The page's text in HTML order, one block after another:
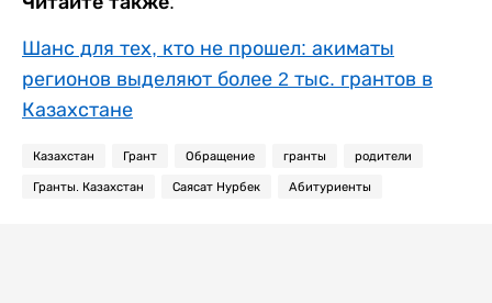
Шанс для тех, кто не прошел: акиматы
регионов выделяют более 2 тыс. грантов в
Казахстане
Казахстан Грант Обращение гранты родители
Гранты. Казахстан Саясат Нурбек Абитуриенты